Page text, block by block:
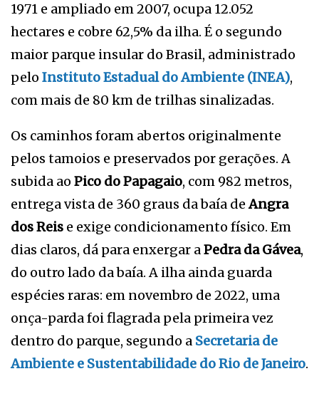
1971 e ampliado em 2007, ocupa 12.052
hectares e cobre 62,5% da ilha. É o segundo
maior parque insular do Brasil, administrado
pelo Instituto Estadual do Ambiente (INEA),
com mais de 80 km de trilhas sinalizadas.
Os caminhos foram abertos originalmente
pelos tamoios e preservados por gerações. A
subida ao Pico do Papagaio, com 982 metros,
entrega vista de 360 graus da baía deAngra
dos Reis e exige condicionamento físico. Em
dias claros, dá para enxergar aPedra da Gávea,
do outro lado da baía. A ilha ainda guarda
espécies raras: em novembro de 2022, uma
onça-parda foi flagrada pela primeira vez
dentro do parque, segundo a Secretaria de
Ambiente e Sustentabilidade do Rio de Janeiro.